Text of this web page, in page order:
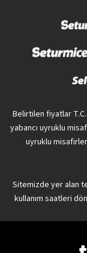
Belirtilen fiyatlar
yabancı uyruklu
uyruklu
Sitemizde yer alan
kullanım saatleri